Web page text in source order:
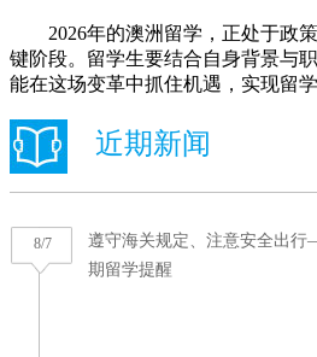
2026年的澳洲留学，正处于政策
键阶段。留学生要结合自身背景与
能在这场变革中抓住机遇，实现留